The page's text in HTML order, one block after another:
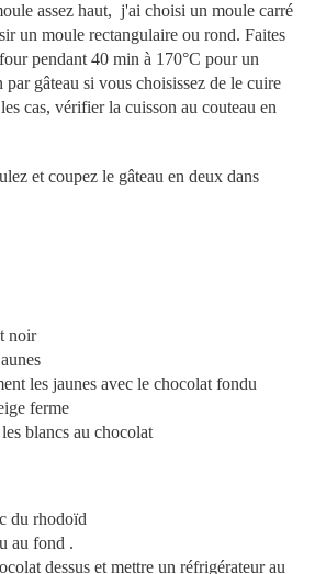
assez haut, j'ai choisi un moule carré
un moule rectangulaire ou rond. Faites
pendant 40 min à 170°C pour un
gâteau si vous choisissez de le cuire
cas, vérifier la cuisson au couteau en
et coupez le gâteau en deux dans
noir
les jaunes avec le chocolat fondu
ferme
blancs au chocolat
du rhodoïd
au fond .
dessus et mettre un réfrigérateur au